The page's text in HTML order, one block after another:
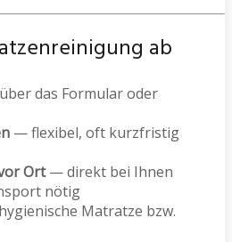
ab
das Formular oder
— flexibel, oft kurzfristig
Ort— direkt bei Ihnen
nötig
Matratze bzw.